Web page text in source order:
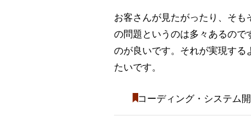
お客さんが見たがったり、そも
の問題というのは多々あるので
のが良いです。それが実現する
たいです。
コーディング・システム